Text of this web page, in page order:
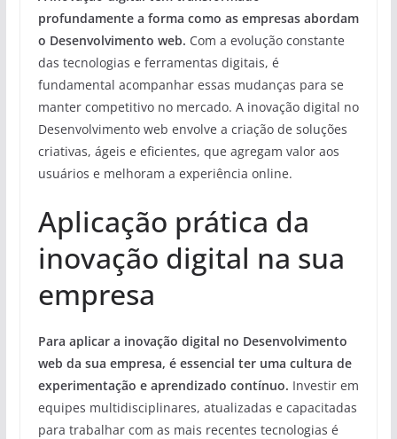
profundamente a forma como as empresas abordam
o Desenvolvimento web. Com a evolução constante
das tecnologias e ferramentas digitais, é
fundamental acompanhar essas mudanças para se
manter competitivo no mercado. A inovação digital no
Desenvolvimento web envolve a criação de soluções
criativas, ágeis e eficientes, que agregam valor aos
usuários e melhoram a experiência online.
Aplicação prática da
inovação digital na sua
empresa
Para aplicar a inovação digital no Desenvolvimento
web da sua empresa, é essencial ter uma cultura de
experimentação e aprendizado contínuo. Investir em
equipes multidisciplinares, atualizadas e capacitadas
para trabalhar com as mais recentes tecnologias é